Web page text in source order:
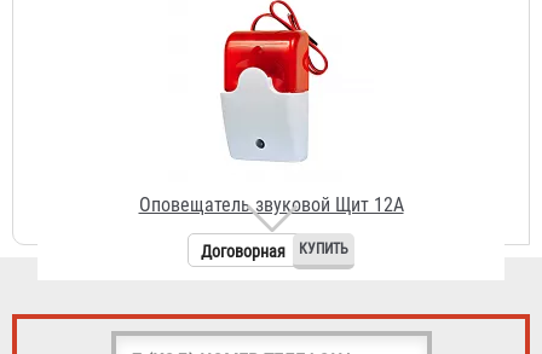
Оповещатель звуковой Щит 12А
Договорная